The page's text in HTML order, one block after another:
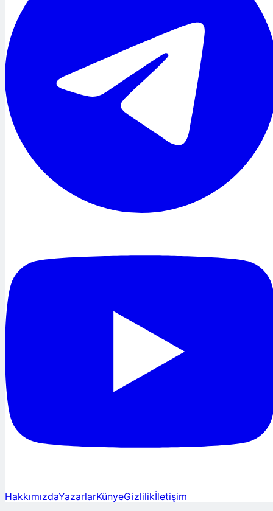
HakkımızdaYazarlarKünyeGizlilikİletişim